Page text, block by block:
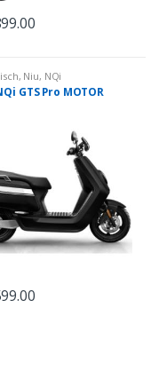
, Niu, NQi
GTS Pro MOTOR